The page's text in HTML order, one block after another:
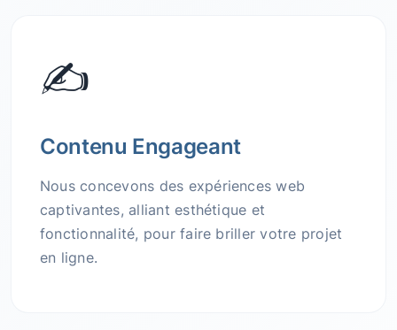
✍️
Contenu Engageant
Nous concevons des expériences web
captivantes, alliant esthétique et
fonctionnalité, pour faire briller votre projet
en ligne.